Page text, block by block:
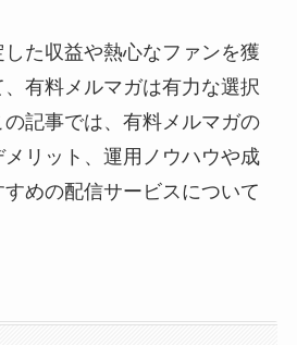
た収益や熱心なファンを獲
有料メルマガは有力な選択
記事では、有料メルマガの
リット、運用ノウハウや成
めの配信サービスについて